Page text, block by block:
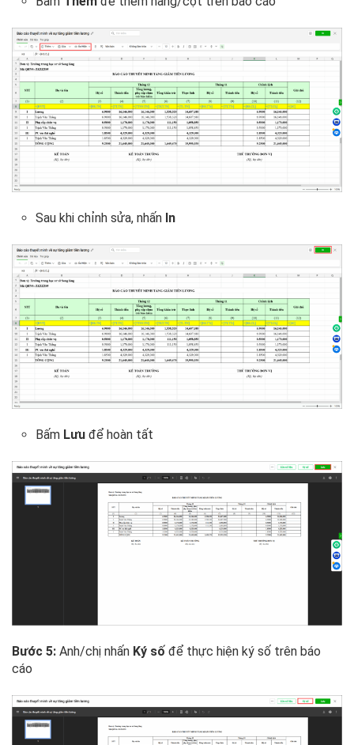
Sau khi chỉnh sửa, nhấn In
Bấm Lưu để hoàn tất
Bước 5: Anh/chị nhấn Ký số để thực hiện ký số trên báo
cáo